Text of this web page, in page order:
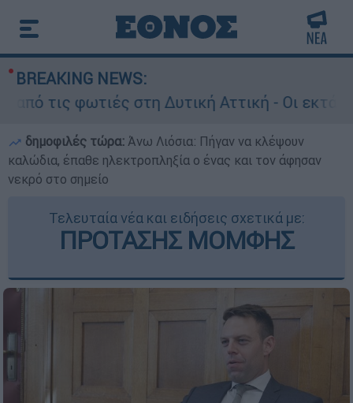
BREAKING NEWS:
φωτιές στη Δυτική Αττική - Οι εκτάσεις που
δημοφιλές τώρα: Άνω Λιόσια: Πήγαν να κλέψουν
καλώδια, έπαθε ηλεκτροπληξία ο ένας και τον άφησαν
νεκρό στο σημείο
Τελευταία νέα και ειδήσεις σχετικά με:
ΠΡΟΤΑΣΗΣ ΜΟΜΦΗΣ